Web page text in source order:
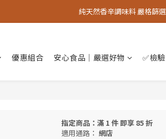
中秋烤肉必備【秘製烤肉粉】
純天然香辛調味料 嚴格篩
優惠組合 安心食品｜嚴選好物 ✅檢
指定商品：滿 1 件 即享 85 折
適用通路： 網店